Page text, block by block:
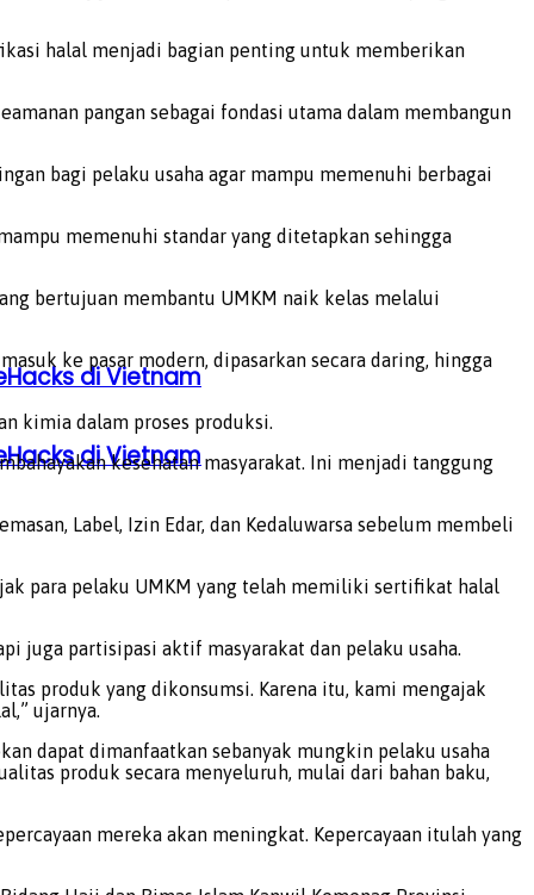
di Vietnam
di Vietnam
halal menjadi bagian penting untuk memberikan
pangan sebagai fondasi utama dalam membangun
bagi pelaku usaha agar mampu memenuhi berbagai
memenuhi standar yang ditetapkan sehingga
bertujuan membantu UMKM naik kelas melalui
ke pasar modern, dipasarkan secara daring, hingga
kimia dalam proses produksi.
kesehatan masyarakat. Ini menjadi tanggung
Label, Izin Edar, dan Kedaluwarsa sebelum membeli
para pelaku UMKM yang telah memiliki sertifikat halal
juga partisipasi aktif masyarakat dan pelaku usaha.
produk yang dikonsumsi. Karena itu, kami mengajak
ujarnya.
dapat dimanfaatkan sebanyak mungkin pelaku usaha
produk secara menyeluruh, mulai dari bahan baku,
mereka akan meningkat. Kepercayaan itulah yang